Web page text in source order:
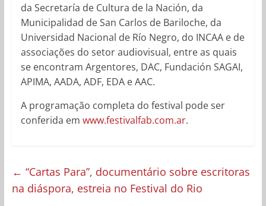
da Secretaría de Cultura de la Nación, da
Municipalidad de San Carlos de Bariloche, da
Universidad Nacional de Río Negro, do INCAA e de
associações do setor audiovisual, entre as quais
se encontram Argentores, DAC, Fundación SAGAI,
APIMA, AADA, ADF, EDA e AAC.
A programação completa do festival pode ser
conferida em www.festivalfab.com.ar.
← “Cartas Para”, documentário sobre escritoras
na diáspora, estreia no Festival do Rio